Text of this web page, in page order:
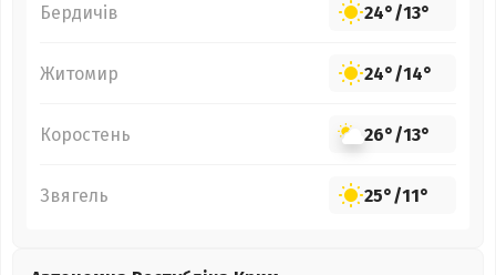
Бердичів 24°/13°
Житомир 24°/14°
Коростень 26°/13°
Звягель 25°/11°